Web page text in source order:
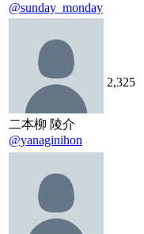
@sunday_monday
二本柳 陵介
@yanaginihon
2,325